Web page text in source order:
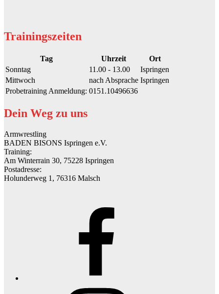
Trainingszeiten
Tag Uhrzeit
Ort
Sonntag
11.00 - 13.00
Ispringen
Mittwoch
nach Absprache Ispringen
Probetraining Anmeldung: 0151.10496636
Dein Weg zu uns
Armwrestling
BADEN BISONS Ispringen e.V.
Training:
Am Winterrain 30, 75228 Ispringen
Postadresse:
Holunderweg 1, 76316 Malsch